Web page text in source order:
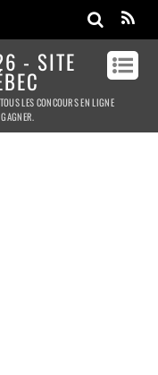
- SITE
LES CONCOURS EN LIGNE